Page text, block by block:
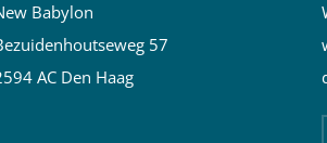
Babylon
57
AC Den Haag